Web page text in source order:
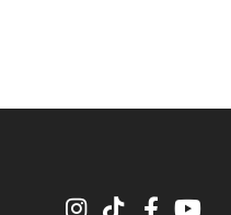
InstagramTikTok